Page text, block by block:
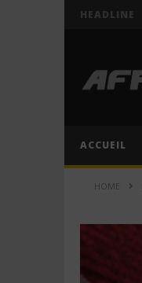
HEADLINE
ACCUEIL
HOME